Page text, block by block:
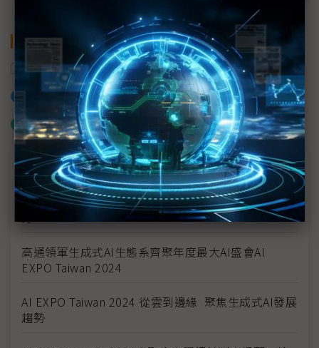
關鍵字
AI AWS 生成式AI
加入已選取到「關鍵字追蹤」
什麼是「關鍵字追蹤」
商情專輯－2024 AI EXPO Taiwan
Dynabook 亮相AI EXPO 2024：為企業客戶帶來新解
方
高通領軍生成式AI生態系齊聚年度最大AI盛會AI
EXPO Taiwan 2024
AI EXPO Taiwan 2024 從雲到邊緣 聚焦生成式AI發展
趨勢